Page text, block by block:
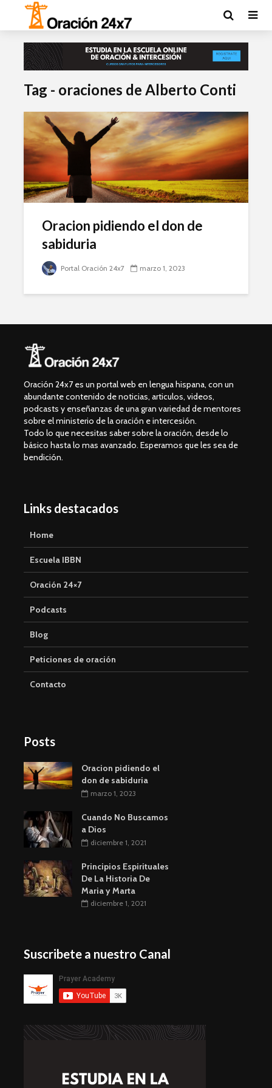
Tag - oraciones de Alberto Conti
Oracion pidiendo el don de
sabiduria
Portal Oración 24x7 marzo 1, 2023
Oración 24x7 es un portal web en lengua hispana, con un
abundante contenido de noticias, articulos, videos,
podcasts y enseñanzas de una gran variedad de mentores
sobre el ministerio de la oración e intercesión.
Todo lo que necesitas saber sobre la oración, desde lo
básico hasta lo mas avanzado. Esperamos que les sea de
bendición.
Links destacados
Home
Escuela IBBN
Oración 24×7
Podcasts
Blog
Peticiones de oración
Contacto
Posts
Oracion pidiendo el
don de sabiduria
marzo 1, 2023
Cuando No Buscamos
a Dios
diciembre 1, 2021
Principios Espirituales
De La Historia De
Maria y Marta
diciembre 1, 2021
Suscribete a nuestro Canal